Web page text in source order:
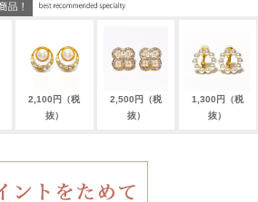
2,100円（税
抜）
2,500円（税
抜）
1,300円（税
抜）